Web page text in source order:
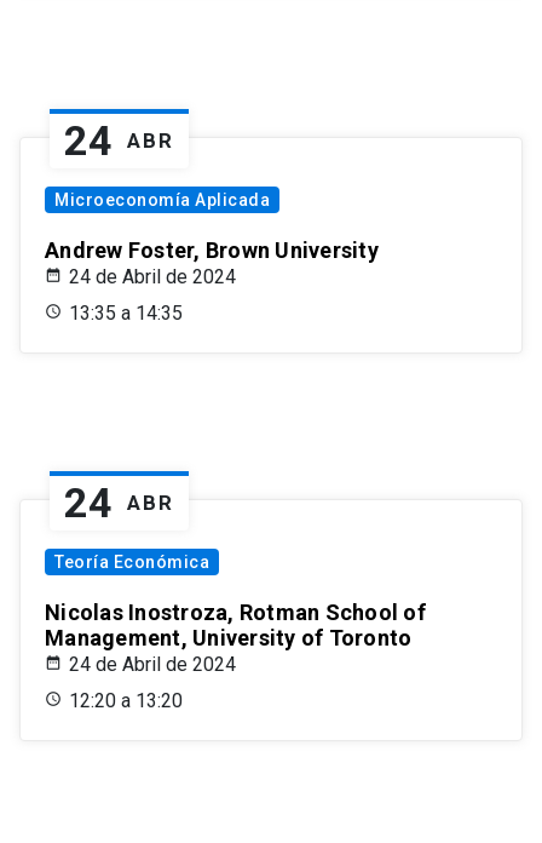
24 ABR
Microeconomía Aplicada
Andrew Foster, Brown University
24 de Abril de 2024
13:35 a 14:35
24 ABR
Teoría Económica
Nicolas Inostroza, Rotman School of
Management, University of Toronto
24 de Abril de 2024
12:20 a 13:20